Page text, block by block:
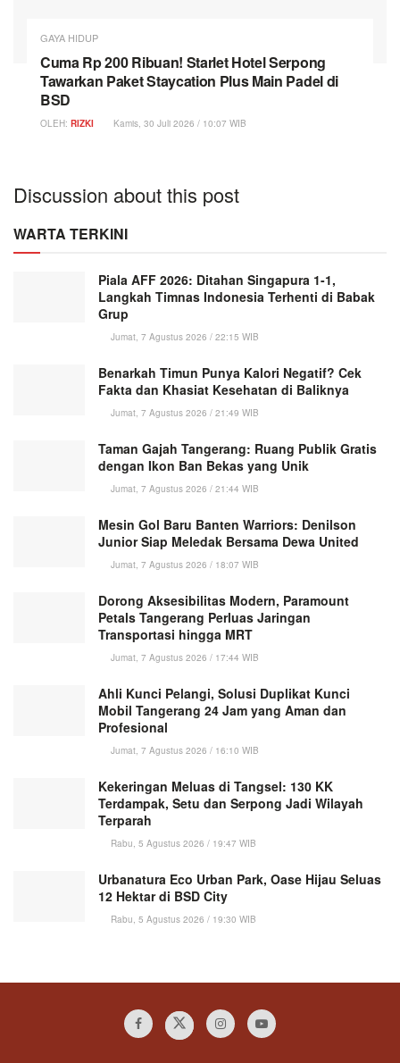
GAYA HIDUP
Cuma Rp 200 Ribuan! Starlet Hotel Serpong
Tawarkan Paket Staycation Plus Main Padel di
BSD
OLEH: RIZKI Kamis, 30 Juli 2026 / 10:07 WIB
Discussion about this post
WARTA TERKINI
Piala AFF 2026: Ditahan Singapura 1-1,
Langkah Timnas Indonesia Terhenti di Babak
Grup
Jumat, 7 Agustus 2026 / 22:15 WIB
Benarkah Timun Punya Kalori Negatif? Cek
Fakta dan Khasiat Kesehatan di Baliknya
Jumat, 7 Agustus 2026 / 21:49 WIB
Taman Gajah Tangerang: Ruang Publik Gratis
dengan Ikon Ban Bekas yang Unik
Jumat, 7 Agustus 2026 / 21:44 WIB
Mesin Gol Baru Banten Warriors: Denilson
Junior Siap Meledak Bersama Dewa United
Jumat, 7 Agustus 2026 / 18:07 WIB
Dorong Aksesibilitas Modern, Paramount
Petals Tangerang Perluas Jaringan
Transportasi hingga MRT
Jumat, 7 Agustus 2026 / 17:44 WIB
Ahli Kunci Pelangi, Solusi Duplikat Kunci
Mobil Tangerang 24 Jam yang Aman dan
Profesional
Jumat, 7 Agustus 2026 / 16:10 WIB
Kekeringan Meluas di Tangsel: 130 KK
Terdampak, Setu dan Serpong Jadi Wilayah
Terparah
Rabu, 5 Agustus 2026 / 19:47 WIB
Urbanatura Eco Urban Park, Oase Hijau Seluas
12 Hektar di BSD City
Rabu, 5 Agustus 2026 / 19:30 WIB